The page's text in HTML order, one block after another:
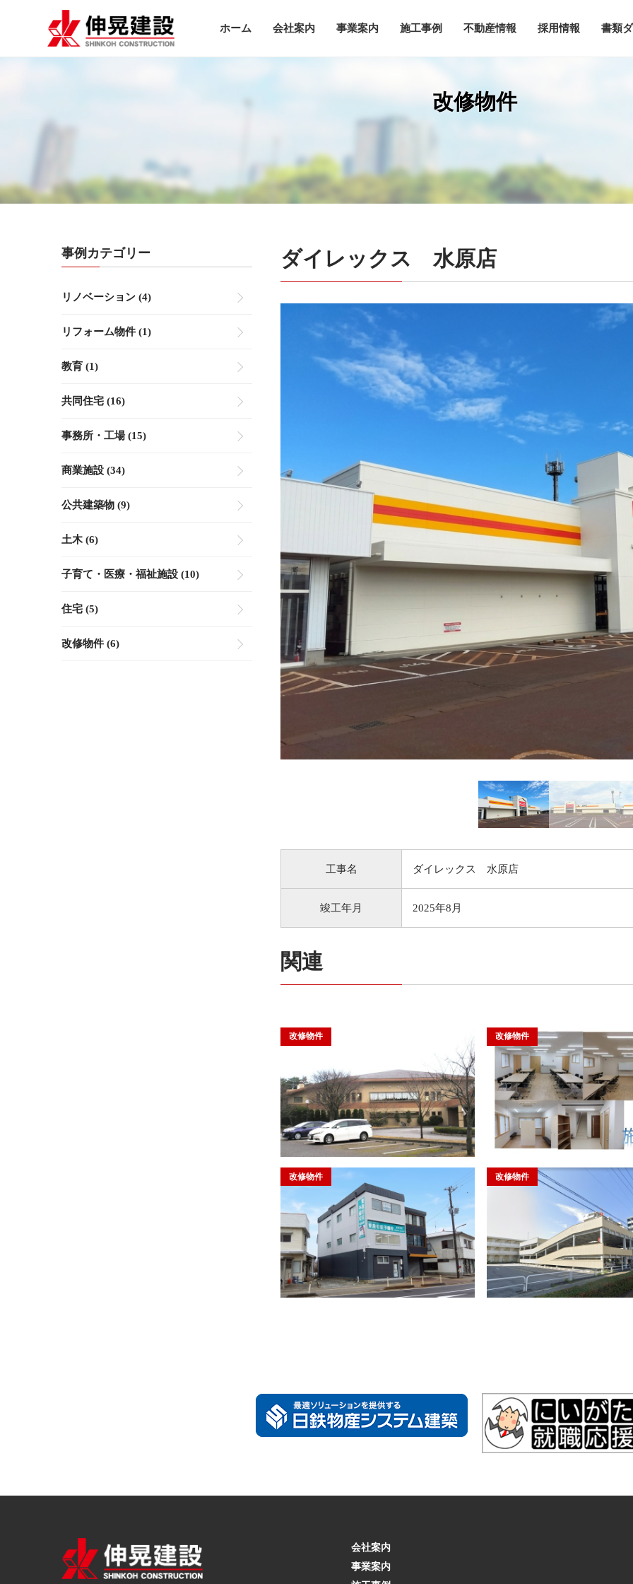
ホーム 会社案内 事業案内 施工事例 不動産情報 採用情報 書類
改修物件
ダイレックス 水原店
工事名 ダイレックス 水原店
竣工年月 2025年8月
関連
改修物件 改修物件
教育
改修物件 改修物件
事例カテゴリー
リノベーション (4)
リフォーム物件 (1)
教育 (1)
共同住宅 (16)
事務所・工場 (15)
商業施設 (34)
公共建築物 (9)
土木 (6)
子育て・医療・福祉施設 (10)
住宅 (5)
改修物件 (6)
会社案内
事業案内